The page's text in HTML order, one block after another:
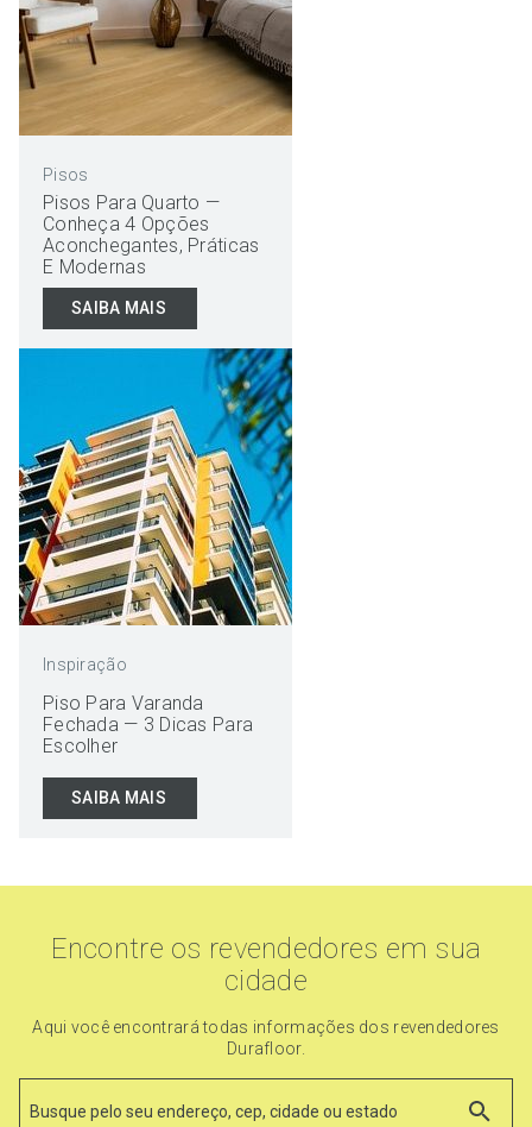
Pisos
Pisos Para Quarto —
Conheça 4 Opções
Aconchegantes, Práticas
E Modernas
SAIBA MAIS
Inspiração
Piso Para Varanda
Fechada — 3 Dicas Para
Escolher
SAIBA MAIS
Encontre os revendedores em sua
cidade
Aqui você encontrará todas informações dos revendedores
Durafloor.